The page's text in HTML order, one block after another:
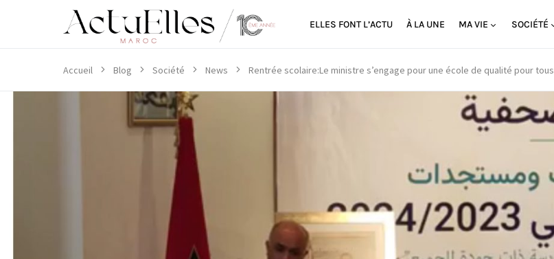
ELLES FONT L’ACTU À LA UNE MA VIE SOCIÉTÉ
Accueil Blog Société News Rentrée scolaire:Le ministre s’engage pour une école de qualité pour tous